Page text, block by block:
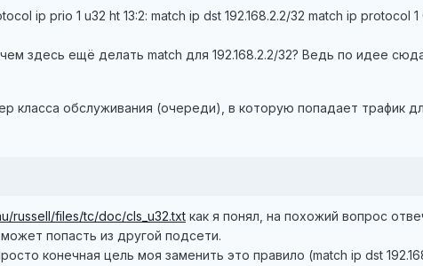
ip prio 1 u32 ht 13:2: match ip dst 192.168.2.2/32 match ip protocol 1
здесь ещё делать match для 192.168.2.2/32? Ведь по идее
класса обслуживания (очереди), в которую попадает трафик
russell/files/tc/doc/cls_u32.txt как я понял, на похожий вопрос
попасть из другой подсети.
конечная цель моя заменить это правило (match ip dst